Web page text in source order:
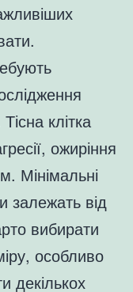
клітка
ожиріння
Мінімальні
залежать від
вибирати
особливо
декількох